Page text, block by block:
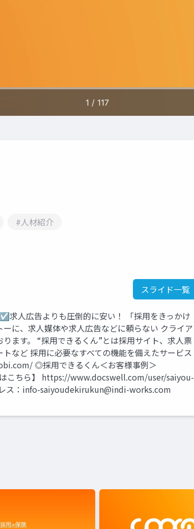
#人材紹介
スライド一覧
人広告よりも圧倒的に安い！ 「採用をきっかけ
に、求人媒体や求人広告などに頼らない クライア
ます。 “採用できるくん”とは採用サイト、求人票
など 採用に必要なすべての機能を備えたサービス
◎採用できるくん＜お客様事例＞
こちら】 https://www.docswell.com/user/saiyou-
ス： info-saiyoudekirukun@indi-works.com